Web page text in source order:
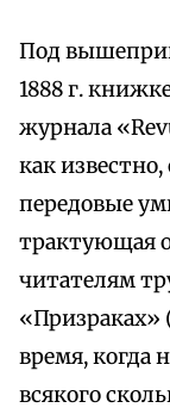
Под
1888 г.
журнала
как
передовые
трактующая
читателям
«Призраках»
время, когда
всякого